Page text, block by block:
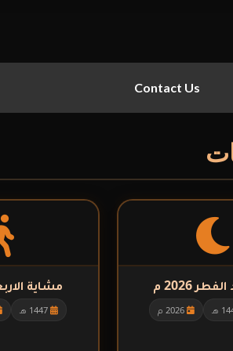
Contact Us
2026 م
2026 م
مشاية الاربعين
1447 هـ